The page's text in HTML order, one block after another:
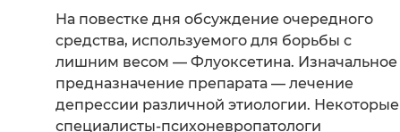
На повестке дня обсуждение очередного
средства, используемого для борьбы с
лишним весом — Флуоксетина. Изначальное
предназначение препарата — лечение
депрессии различной этиологии. Некоторые
специалисты-психоневропатологи